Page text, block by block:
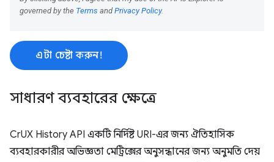
এটা চেষ্টা করুন!
সাধারণ ব্যবহারের ক্ষেত্রে
CrUX History API একটি নির্দিষ্ট URI-এর জন্য ঐতিহাসিক
ব্যবহারকারীর অভিজ্ঞতা মেট্রিক্সের অনুসন্ধানের জন্য অনুমতি দেয়